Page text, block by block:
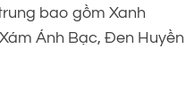
bao gồm Xanh
Ánh Bạc, Đen Huyền